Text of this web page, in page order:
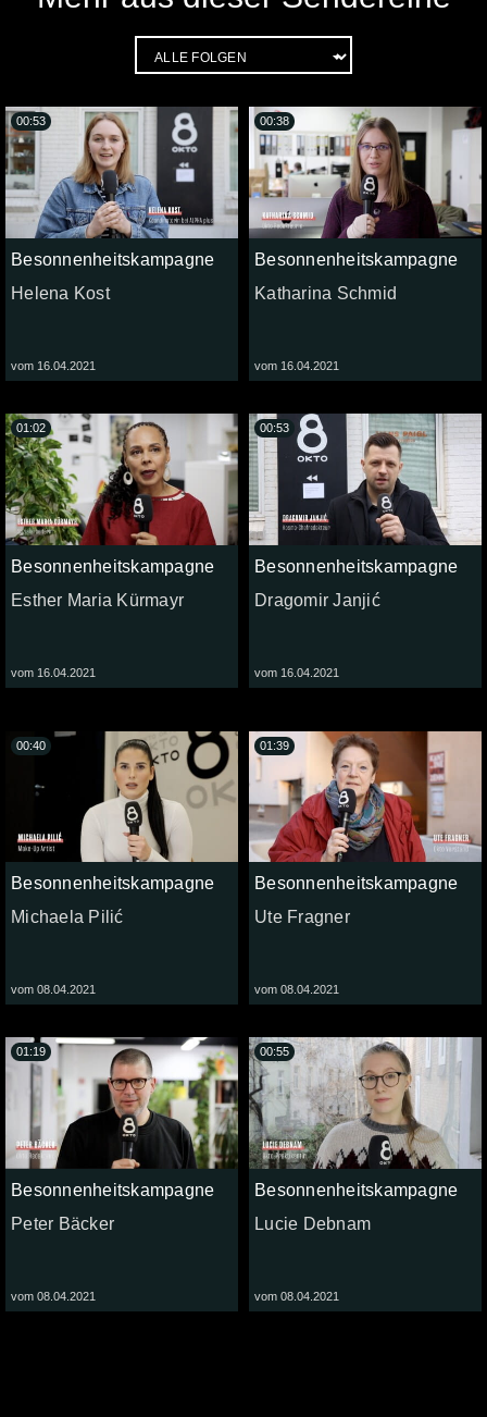
Besonnenheitskampagne
Helena Kost
vom 16.04.2021
00:53
Besonnenheitskampagne
Katharina Schmid
vom 16.04.2021
00:38
Besonnenheitskampagne
Esther Maria Kürmayr
vom 16.04.2021
01:02
Besonnenheitskampagne
Dragomir Janjić
vom 16.04.2021
00:53
Besonnenheitskampagne
Michaela Pilić
vom 08.04.2021
00:40
Besonnenheitskampagne
Ute Fragner
vom 08.04.2021
01:39
Besonnenheitskampagne
Peter Bäcker
vom 08.04.2021
01:19
Besonnenheitskampagne
Lucie Debnam
vom 08.04.2021
00:55